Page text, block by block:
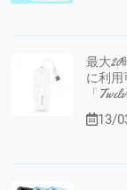
最大
に利用
「
13/